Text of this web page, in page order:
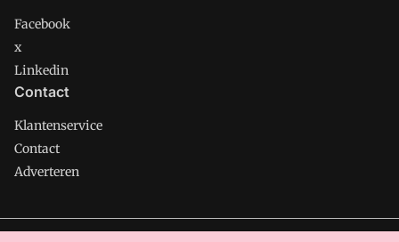
Facebook
x
Linkedin
Contact
Klantenservice
Contact
Adverteren